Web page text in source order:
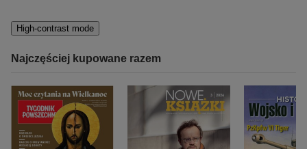
High-contrast mode
Najczęściej kupowane razem